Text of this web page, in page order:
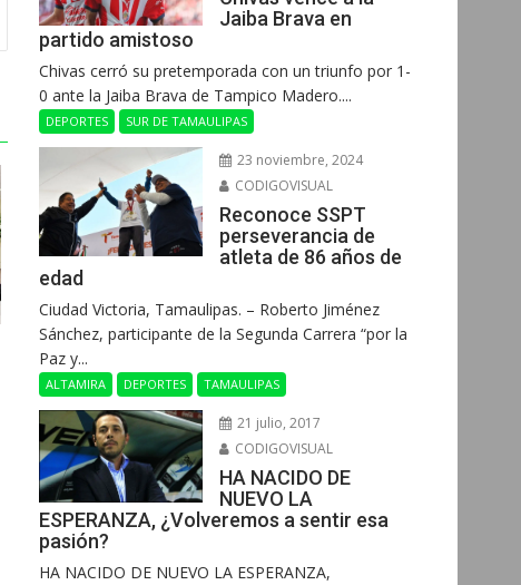
Jaiba Brava en
partido amistoso
Chivas cerró su pretemporada con un triunfo por 1-
0 ante la Jaiba Brava de Tampico Madero....
DEPORTES SUR DE TAMAULIPAS
23 noviembre, 2024
CODIGOVISUAL
Reconoce SSPT
perseverancia de
atleta de 86 años de
edad
Ciudad Victoria, Tamaulipas. – Roberto Jiménez
Sánchez, participante de la Segunda Carrera “por la
Paz y...
ALTAMIRA DEPORTES TAMAULIPAS
21 julio, 2017
CODIGOVISUAL
HA NACIDO DE
NUEVO LA
ESPERANZA, ¿Volveremos a sentir esa
pasión?
HA NACIDO DE NUEVO LA ESPERANZA,